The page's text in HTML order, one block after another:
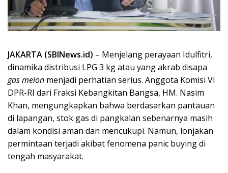
JAKARTA (SBINews.id) – Menjelang perayaan Idulfitri,
dinamika distribusi LPG 3 kg atau yang akrab disapa
gas melon menjadi perhatian serius. Anggota Komisi VI
DPR-RI dari Fraksi Kebangkitan Bangsa, HM. Nasim
Khan, mengungkapkan bahwa berdasarkan pantauan
di lapangan, stok gas di pangkalan sebenarnya masih
dalam kondisi aman dan mencukupi. Namun, lonjakan
permintaan terjadi akibat fenomena panic buying di
tengah masyarakat.